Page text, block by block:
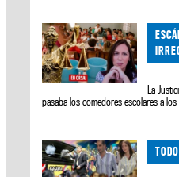
La
pasaba los comedores escolares a